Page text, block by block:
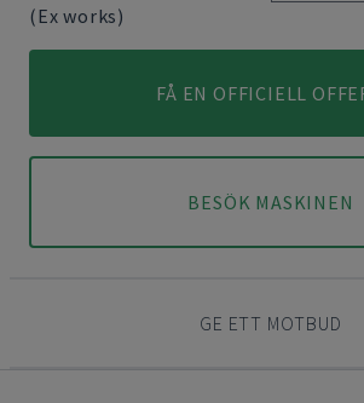
(Ex works)
FÅ EN OFFICIELL
BESÖK MASKINEN
GE ETT MOTBUD